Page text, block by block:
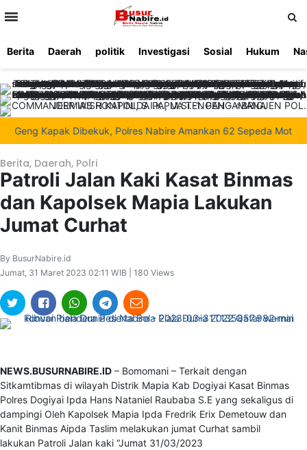
Berita Daerah politik Investigasi Sosial Hukum
Kapak Dibekuk, Polres Nabire Amankan 62 Sepeda Motor
Berita, Daerah, Polri
Patroli Jalan Kaki Kasat Binmas
dan Kapolsek Mapia Lakukan
Jumat Curhat
By BusurNabire.id
Jumat, 31 Maret 2023 02:11 WIB | 180 Views
NEWS.BUSURNABIRE.ID – Bomomani – Terkait dengan
Sitkamtibmas di wilayah Distrik Mapia Kab Dogiyai Kasat Binmas
Polres Dogiyai Ipda Hans Nataniel Raubaba S.E yang sekaligus di
dampingi Oleh Kapolsek Mapia Ipda Fredrik Erix Demetouw dan
Kanit Binmas Aipda Taslim melakukan jumat Curhat sambil
lakukan Patroli Jalan kaki “Jumat 31/03/2023